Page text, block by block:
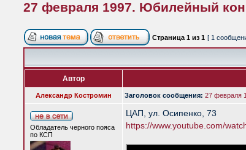
27 февраля 1997. Юбилейный
Страница 1 из 1 [ 1
Автор
Александр Костромин Заголовок сообщения: 27 февраля
Обладатель черного пояса
по КСП
ЦАП, ул. Осипенко, 73
https://www.youtube.com/